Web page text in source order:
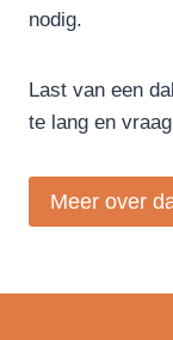
nodig.
Last van een
te lang en
Meer over